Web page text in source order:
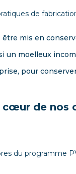
de
mis en
un moelleux
pour
de nos
du programme